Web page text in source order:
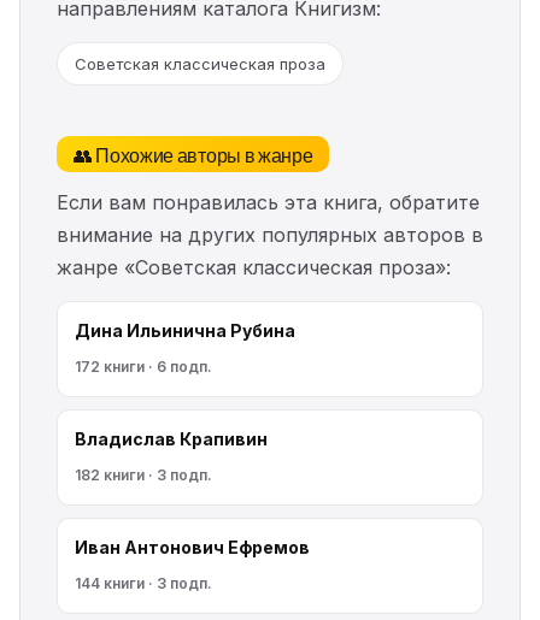
направлениям каталога Книгизм:
Советская классическая проза
👥 Похожие авторы в жанре
Если вам понравилась эта книга, обратите
внимание на других популярных авторов в
жанре «Советская классическая проза»:
Дина Ильинична Рубина
172 книги · 6 подп.
Владислав Крапивин
182 книги · 3 подп.
Иван Антонович Ефремов
144 книги · 3 подп.